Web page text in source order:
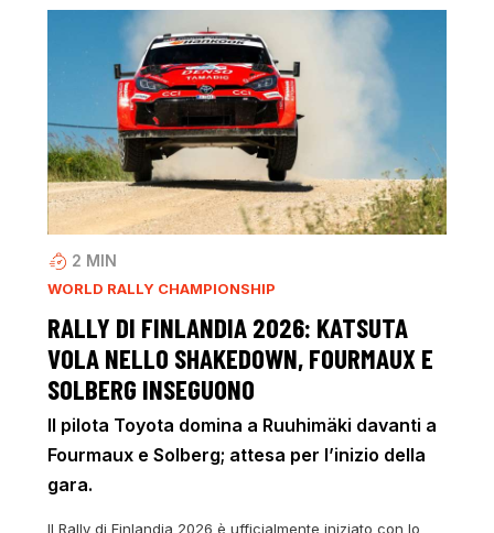
2 MIN
WORLD RALLY CHAMPIONSHIP
RALLY DI FINLANDIA 2026: KATSUTA
VOLA NELLO SHAKEDOWN, FOURMAUX E
SOLBERG INSEGUONO
Il pilota Toyota domina a Ruuhimäki davanti a
Fourmaux e Solberg; attesa per l’inizio della
gara.
Il Rally di Finlandia 2026 è ufficialmente iniziato con lo